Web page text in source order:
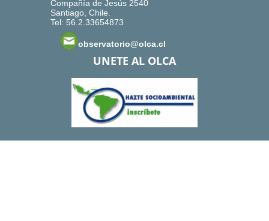
Compañía de Jesús 2540
Santiago, Chile.
Tel: 56.2.33654873
observatorio@olca.cl
UNETE AL OLCA